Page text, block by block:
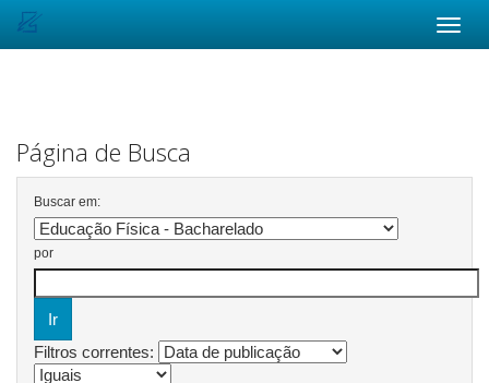
Página de Busca
Buscar em:
por
Filtros correntes: